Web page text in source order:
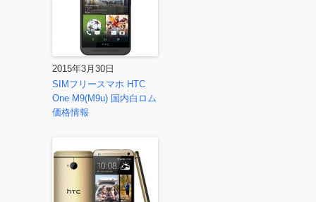
2015年3月30日
SIMフリースマホ HTC
One M9(M9u) 国内白ロム
価格情報